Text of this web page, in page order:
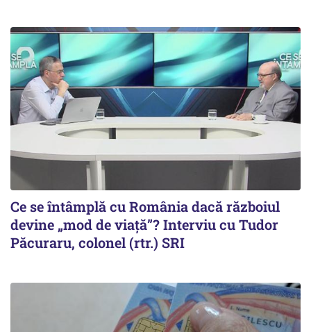
Ce se întâmplă cu România dacă războiul
devine „mod de viață”? Interviu cu Tudor
Păcuraru, colonel (rtr.) SRI